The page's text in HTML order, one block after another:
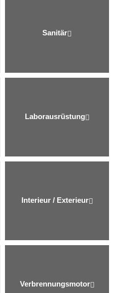
Sanitär
Labor­ausrüstung
Interieur / Exterieur
Verbrennungs­motor